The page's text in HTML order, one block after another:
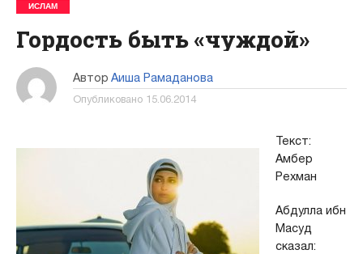
ИСЛАМ
Гордость быть «чуждой»
Автор Аиша Рамаданова
Опубликовано 15.06.2014
Текст:
Амбер
Рехман
Абдулла ибн
Масуд
сказал: